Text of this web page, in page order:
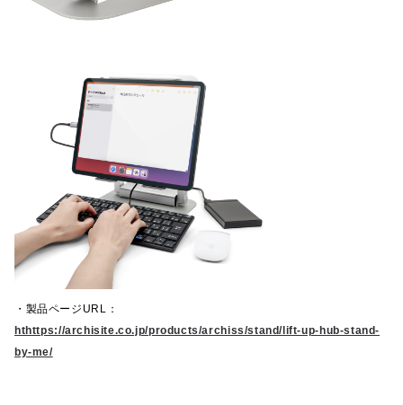
・製品ページ URL
：
hthttps://archisite.co.jp/products/archiss/stand/lift-up-hub-stand-
by-me/